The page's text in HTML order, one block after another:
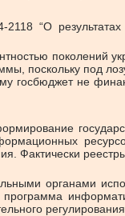
“О результатах
поколений
поскольку под
госбюджет не
Фактически
органами
программа
регулирования.